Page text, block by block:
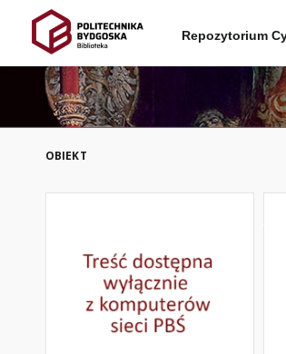
Repozytorium
OBIEKT